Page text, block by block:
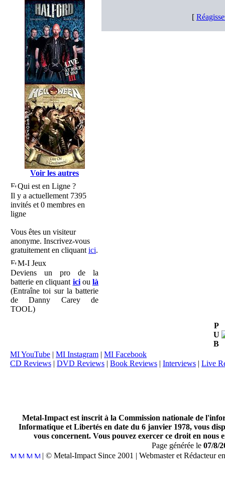
Voir les autres
Qui est en Ligne ?
Il y a actuellement 7395
invités et 0 membres en
ligne
Vous êtes un visiteur
anonyme. Inscrivez-vous
gratuitement en cliquant ici.
M-I Jeux
Deviens un pro de la
batterie en cliquant icioulà
(Entraîne toi sur la batterie
de Danny Carey de
TOOL)
[
P
U
B
MI YouTube | MI Instagram | MI Facebook
CD Reviews | DVD Reviews | Book Reviews | Interviews | Live
Metal-Impact est inscrit à la Commission nationale de
Informatique et Libertés en date du 6 janvier 1978, vous
vous concernent. Vous pouvez exercer ce droit en
Page générée le 07/8/
| © Metal-Impact Since 2001 | Webmaster et Rédacteur